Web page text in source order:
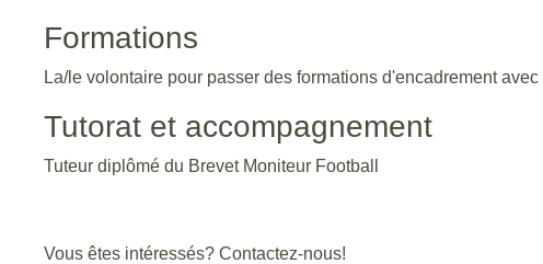
Formations
La/le volontaire pour passer des formations d'encadrement
Tutorat et accompagnement
Tuteur diplômé du Brevet Moniteur Football
Vous êtes intéressés? Contactez-nous!